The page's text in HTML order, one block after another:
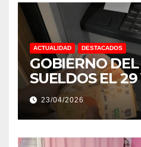
ACTUALIDAD DESTACADOS
GOBIERNO
SUELDOS EL
ABRIL, CON EL
AUMENTO
23/04/2026